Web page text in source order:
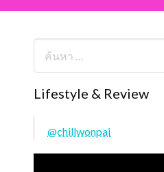
Lifestyle & Review
@chillwonpai